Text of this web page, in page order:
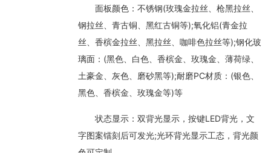
面板颜色：不锈钢(玫瑰金拉丝、枪黑拉丝、
钢拉丝、青古铜、黑红古铜等);氧化铝(青金拉
丝、香槟金拉丝、黑拉丝、咖啡色拉丝等);钢化玻
璃面：(黑色、白色、香槟金、玫瑰金、薄荷绿、
土豪金、灰色、磨砂黑等);耐磨PC材质：(银色、
黑色、香槟金、玫瑰金等)等
状态显示：双背光显示，按键LED背光，文
字图案镭刻后可发光;光环背光显示工态，背光颜